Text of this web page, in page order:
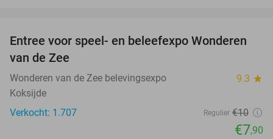
21%
Entree voor speel- en beleefexpo Wonderen
van de Zee
Wonderen van de Zee belevingsexpo 9.3 star
Koksijde
Verkocht: 1.707
Regulier €10
€7,90